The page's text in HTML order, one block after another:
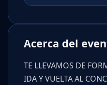
Acerca del
TE LLEVAMOS DE
IDA Y VUELTA AL